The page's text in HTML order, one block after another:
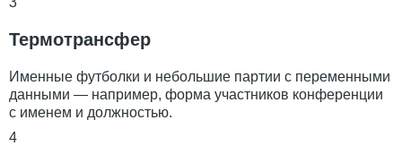
Термотрансфер
Именные футболки и небольшие партии с переменными
данными — например, форма участников конференции
с именем и должностью.
4